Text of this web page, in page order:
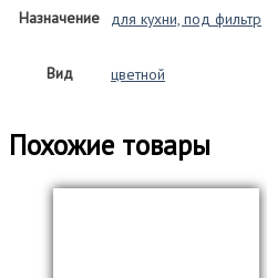
Назначение для кухни, под фильтр
Вид цветной
Похожие товары